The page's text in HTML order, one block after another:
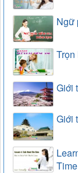
Ngữ
Giới
Giới
Time